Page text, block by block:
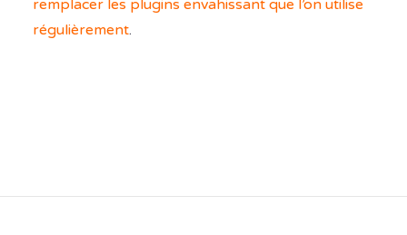
remplacer les plugins envahissant que l’on utilise
régulièrement.